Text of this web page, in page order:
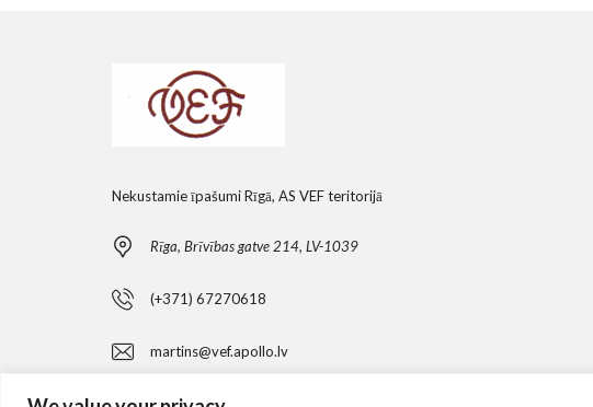
Nekustamie īpašumi Rīgā, AS VEF teritorijā
Rīga, Brīvības gatve 214, LV-1039
(+371) 67270618
martins@vef.apollo.lv